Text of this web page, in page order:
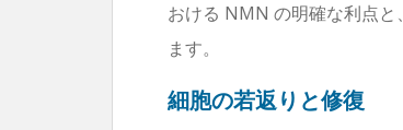
おける NMN の明確な利点
ます。
細胞の若返りと修復